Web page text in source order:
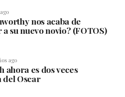
nos acaba de
su nuevo novio? (FOTOS)
ago
ahora es dos veces
del Oscar